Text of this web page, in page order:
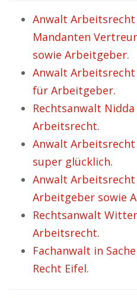
Anwalt
Mandanten
sowie Arbeitgeber.
Anwalt
für Arbeitgeber.
Rechtsanwalt
Arbeitsrecht.
Anwalt
super glücklich.
Anwalt
Arbeitgeber sowie
Rechtsanwalt
Arbeitsrecht.
Fachanwalt in
Recht Eifel.